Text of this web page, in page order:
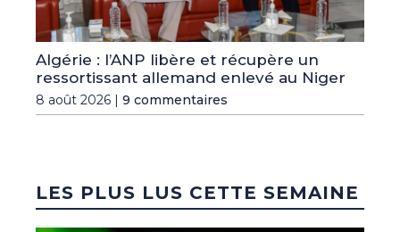
Algérie : l’ANP libère et récupère un
ressortissant allemand enlevé au Niger
8 août 2026 | 9 commentaires
LES PLUS LUS CETTE SEMAINE